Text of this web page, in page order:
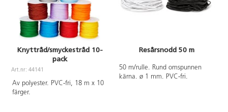
Knyttråd/smyckestråd 10-
pack
Art.nr: 44141
Av polyester. PVC-fri, 18 m x 10
färger.
Resårsnodd 50 m
50 m/rulle. Rund omspunnen
kärna. ø 1 mm. PVC-fri.